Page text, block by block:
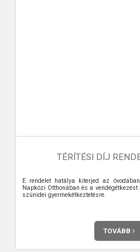
TÉRÍTÉSI DÍJ
E rendelet hatálya kiterjed az
Napközi Otthonában és a
szünidei gyermekétkeztetésre.
TOVÁBB